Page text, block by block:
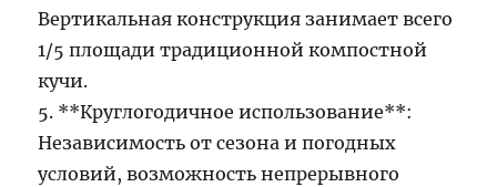
Вертикальная конструкция занимает всего
1/5 площади традиционной компостной
кучи.
5. **Круглогодичное использование**:
Независимость от сезона и погодных
условий, возможность непрерывного